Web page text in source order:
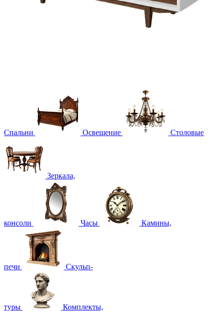
Спальни Освещение Столовые
Зеркала,
консоли Часы Камины,
печи Скульп-
туры Комплекты,